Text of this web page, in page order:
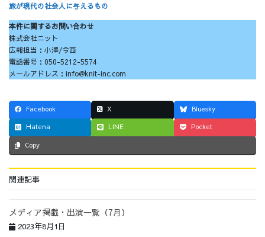
旅が現代の社会人に与えるもの
本件に関するお問い合わせ
株式会社ニット
広報担当：小澤/今西
電話番号：050-5212-5574
メールアドレス：info@knit-inc.com
Facebook X
Bluesky
Hatena
LINE Pocket
Copy
関連記事
メディア掲載・出演一覧（7月）
2023年8月1日